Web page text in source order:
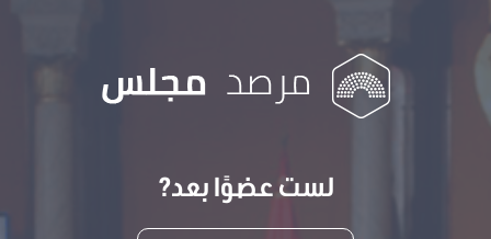
لست عضوًا بعد?